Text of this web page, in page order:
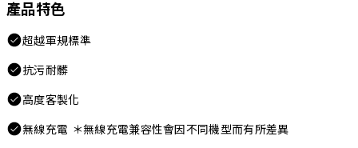
產品特色
超越軍規標準
抗污耐髒
高度客製化
無線充電 ＊無線充電兼容性會因不同機型而有所差異